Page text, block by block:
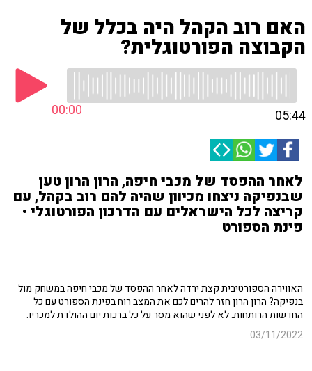
האם רוב הקהל היה בכלל של
הקבוצה הפורטוגלית?
00:00 05:44
לאחר ההפסד של מכבי חיפה, הרון הרון טען
שבנפיקה ניצחו מכיוון שהיה להם רוב בקהל, עם
קריצה לכל הישראלים עם הדרכון הפורטוגלי •
פינת הספורט
האווירה הספורטיבית קצת ירדה לאחר ההפסד של מכבי חיפה במשחק מול
בנפיקה? הרון הרון חזר להרים לכם את המצב רוח בפינת הספורט עם כל
החדשות הרותחות. לא לפני שהוא מסר על כל ברכות יום ההולדת למכריו.
03/11/2022